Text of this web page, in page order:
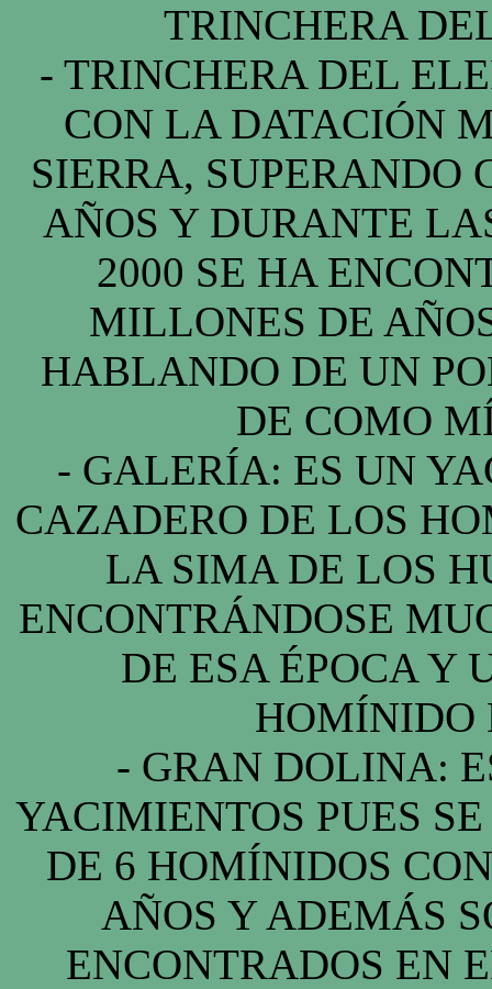
TRINCHERA
- TRINCHERA DEL
CON LA DATACIÓN
SIERRA, SUPERANDO
AÑOS Y DURANTE
2000 SE HA
MILLONES DE
HABLANDO DE UN
DE COMO
- GALERÍA: ES UN
CAZADERO DE LOS
LA SIMA DE LOS
ENCONTRÁNDOSE
DE ESA ÉPOCA Y
HOMÍNIDO
- GRAN DOLINA:
YACIMIENTOS PUES
DE 6 HOMÍNIDOS
AÑOS Y ADEMÁS
ENCONTRADOS EN